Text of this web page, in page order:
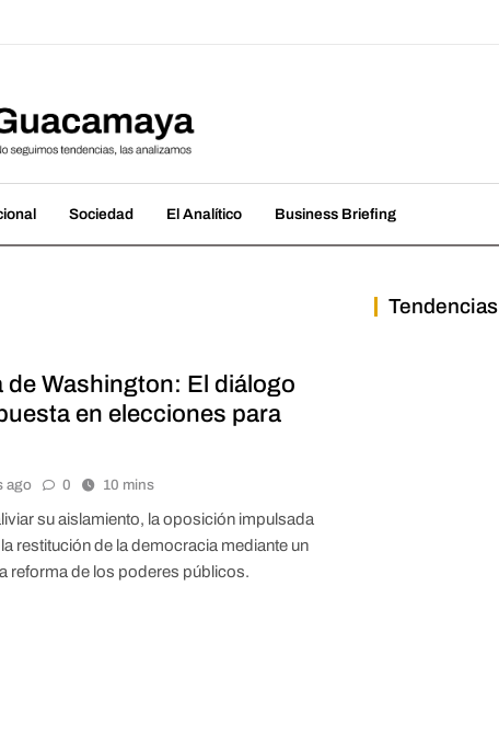
Sociedad El Analítico Business Briefing
de Washington: El diálogo
en elecciones para
ago 0 10 mins
su aislamiento, la oposición impulsada
restitución de la democracia mediante un
reforma de los poderes públicos.
Tendencias